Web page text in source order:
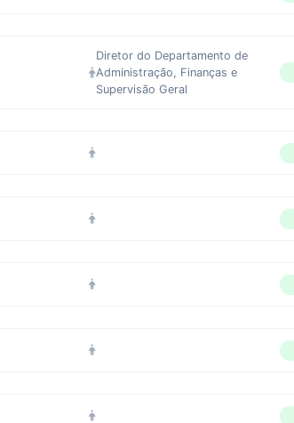
Diretor do Departamento de
Administração, Finanças e
Supervisão Geral